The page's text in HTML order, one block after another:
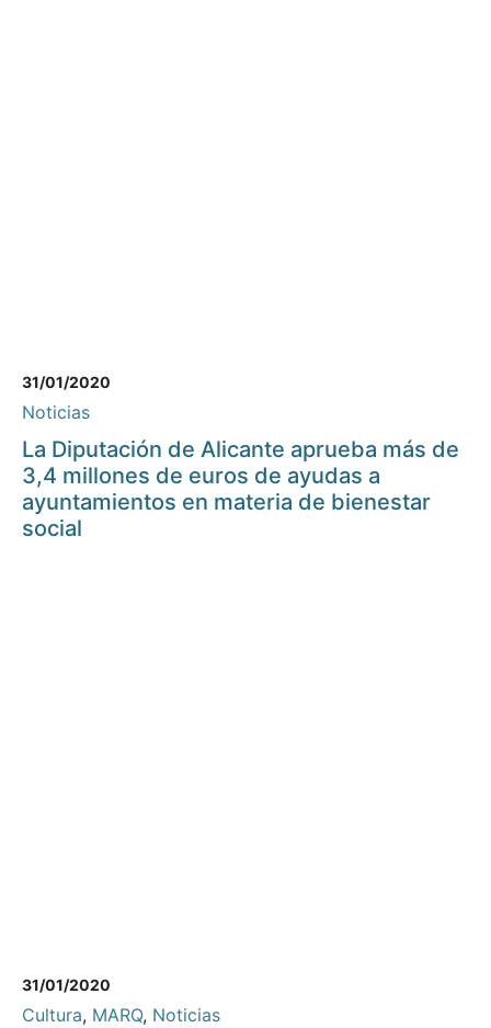
31/01/2020
Noticias
La Diputación de Alicante aprueba más de
3,4 millones de euros de ayudas a
ayuntamientos en materia de bienestar
social
31/01/2020
Cultura, MARQ, Noticias